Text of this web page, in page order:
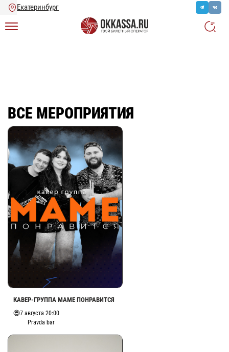
Главная Все мероприятия
ВСЕ МЕРОПРИЯТИЯ
КАВЕР-ГРУППА МАМЕ ПОНРАВИТСЯ
7 августа 20:00
Pravda bar